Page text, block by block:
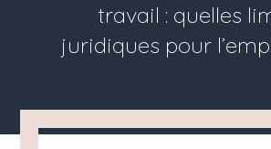
travail : quelles
juridiques pour